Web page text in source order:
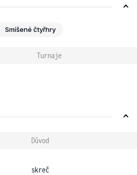
Smíšené čtyřhry
Turnaje
Důvod
skreč